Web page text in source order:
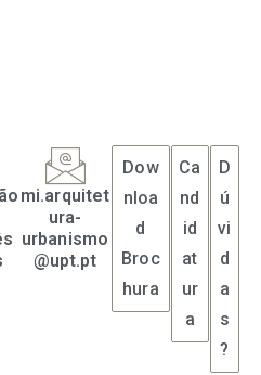
mi.arquitet
ura-
urbanismo
@upt.pt
Dow
nloa
d
Broc
hura
Ca
nd
id
at
ur
a
D
ú
vi
d
a
s
?